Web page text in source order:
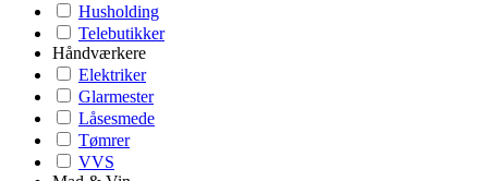
Husholding
Telebutikker
Håndværkere
Elektriker
Glarmester
Låsesmede
Tømrer
VVS